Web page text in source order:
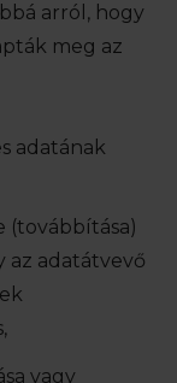
arról, hogy
meg az
adatának
(továbbítása)
az adatátvevő
vagy